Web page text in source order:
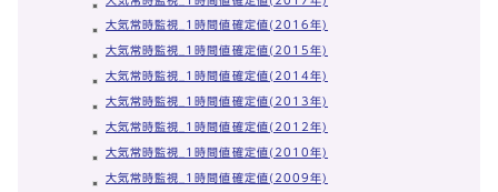
大気常時監視_1時間値確定値(2016年)
大気常時監視_1時間値確定値(2015年)
大気常時監視_1時間値確定値(2014年)
大気常時監視_1時間値確定値(2013年)
大気常時監視_1時間値確定値(2012年)
大気常時監視_1時間値確定値(2010年)
大気常時監視_1時間値確定値(2009年)